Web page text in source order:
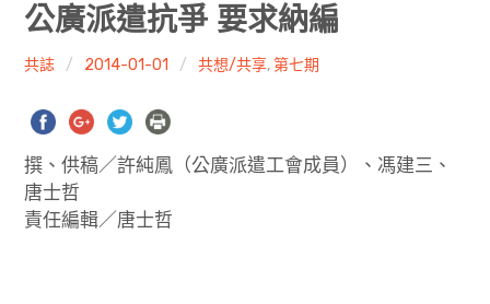
共專題
共評論
共想/共享
共青年
文化誌
公廣派遣抗爭 要求納編
共誌 2014-01-01 共想/共享, 第七期
撰、供稿／許純鳳（公廣派遣工會成員）、馮建三、
唐士哲
責任編輯／唐士哲